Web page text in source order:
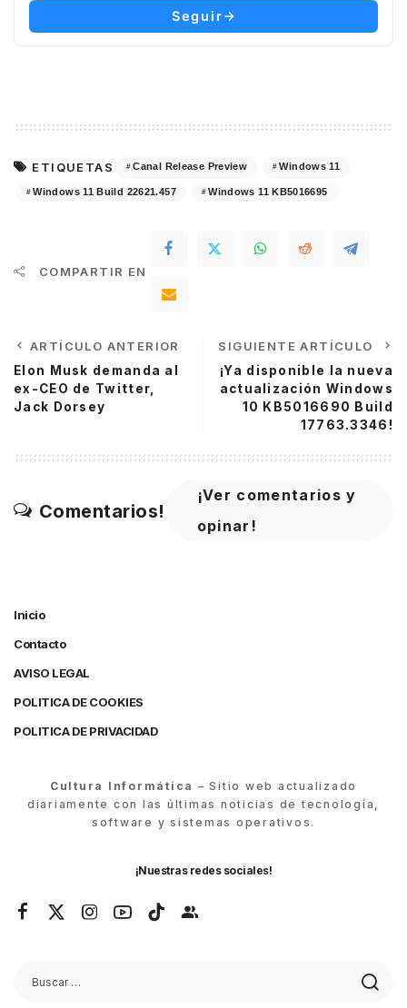
Seguir
ETIQUETAS Canal Release Preview Windows 11
Windows 11 Build 22621.457 Windows 11 KB5016695
COMPARTIR EN
ARTÍCULO ANTERIOR
Elon Musk demanda al
ex-CEO de Twitter,
Jack Dorsey
SIGUIENTE ARTÍCULO
¡Ya disponible la nueva
actualización Windows
10 KB5016690 Build
17763.3346!
Comentarios!
¡Ver comentarios y
opinar!
Inicio
Contacto
AVISO LEGAL
POLITICA DE COOKIES
POLITICA DE PRIVACIDAD
Cultura Informática – Sitio web actualizado
diariamente con las últimas noticias de tecnología,
software y sistemas operativos.
¡Nuestras redes sociales!